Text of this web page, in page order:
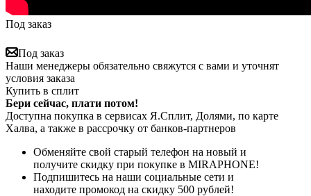
Под заказ
Под заказ
Наши менеджеры обязательно свяжутся с вами и уточнят
условия заказа
Купить в сплит
Бери сейчас, плати потом!
Доступна покупка в сервисах Я.Сплит, Долями, по карте
Халва, а также в рассрочку от банков-партнеров
Обменяйте свой старый телефон на новый и
получите скидку при покупке в MIRAPHONE!
Подпишитесь на наши социальные сети и
находите промокод на скидку 500 рублей!